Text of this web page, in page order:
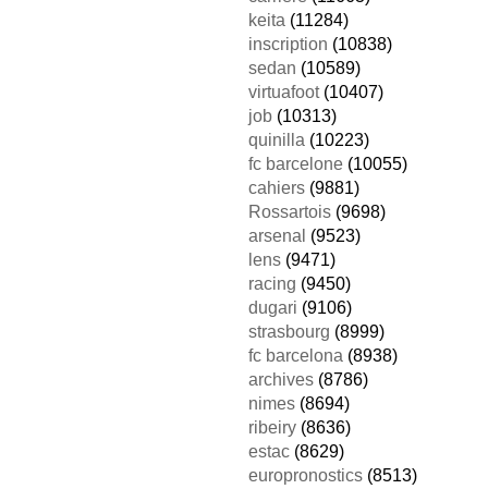
keita (11284)
inscription (10838)
sedan (10589)
virtuafoot(10407)
job(10313)
quinilla (10223)
fc barcelone(10055)
cahiers(9881)
Rossartois(9698)
arsenal (9523)
lens(9471)
racing (9450)
dugari (9106)
strasbourg (8999)
fc barcelona (8938)
archives(8786)
nimes(8694)
ribeiry(8636)
estac(8629)
europronostics(8513)